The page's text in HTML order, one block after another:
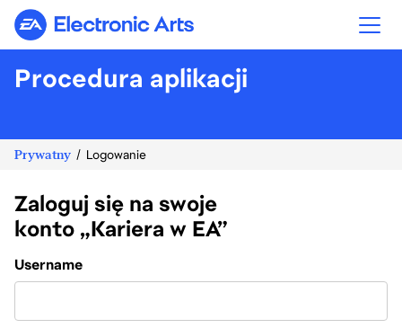
Electronic Arts
Procedura aplikacji
Prywatny Logowanie
Zaloguj się na swoje
konto „Kariera w EA”
Login
Username